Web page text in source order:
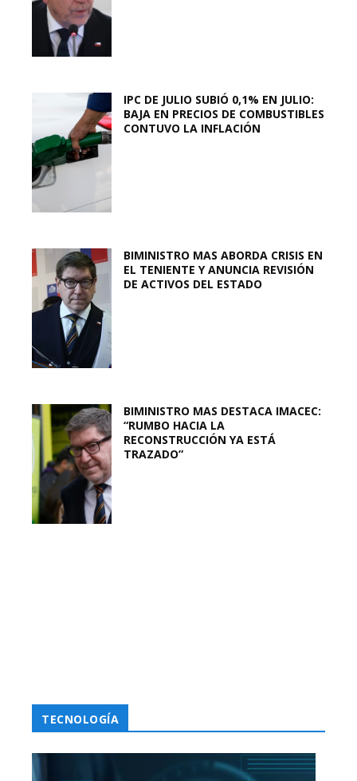
IPC DE JULIO SUBIÓ 0,1% EN JULIO:
BAJA EN PRECIOS DE COMBUSTIBLES
CONTUVO LA INFLACIÓN
BIMINISTRO MAS ABORDA CRISIS EN
EL TENIENTE Y ANUNCIA REVISIÓN
DE ACTIVOS DEL ESTADO
BIMINISTRO MAS DESTACA IMACEC:
“RUMBO HACIA LA
RECONSTRUCCIÓN YA ESTÁ
TRAZADO”
TECNOLOGÍA